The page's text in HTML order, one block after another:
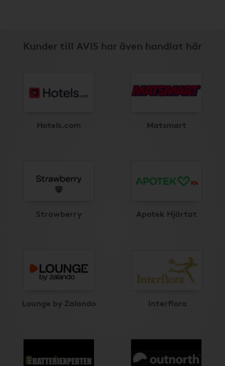
Kunder till AVIS har även handlat här
Hotels.com Matsmart
Strawberry Apotek Hjärtat
Lounge by Zalando Interflora